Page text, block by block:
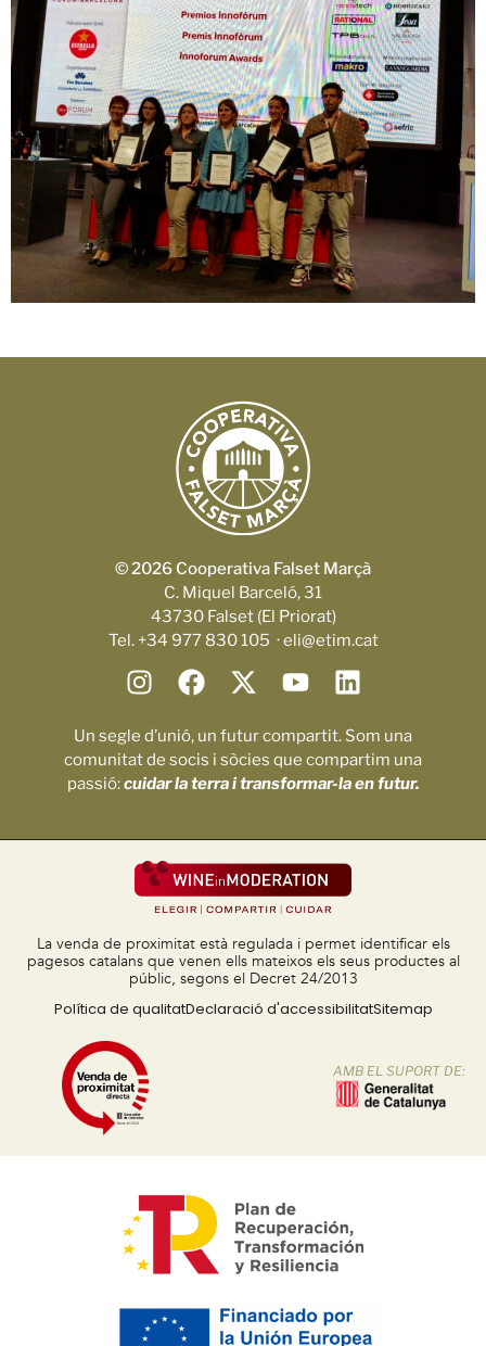
© 2026 Cooperativa Falset Marçà
C. Miquel Barceló, 31
43730 Falset (El Priorat)
Tel. +34 977 830 105 · eli@etim.cat
Un segle d’unió, un futur compartit. Som una
comunitat de socis i sòcies que compartim una
passió:cuidar la terra i transformar-la en futur.
La venda de proximitat està regulada i permet identificar els
pagesos catalans que venen ells mateixos els seus productes al
públic, segons el Decret 24/2013
Política de qualitatDeclaració d'accessibilitatSitemap
AMB EL SUPORT DE: